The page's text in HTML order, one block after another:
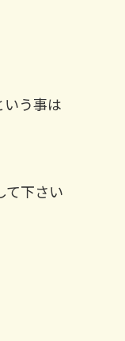
う事は
て下さい